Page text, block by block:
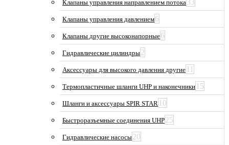
Клапаны управления направлением потока33
Клапаны управления давлением6
Клапаны другие высоконапорные6
Гидравлические цилиндры2
Аксессуары для высокого давления другие 11
Термопластичные шланги UHP и наконечники 15
Шланги и аксессуары SPIR STAR 10
Быстроразъемные соединения UHP25
Гидравлические насосы20